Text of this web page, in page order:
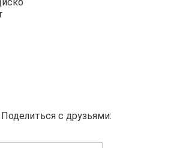
с друзьями: